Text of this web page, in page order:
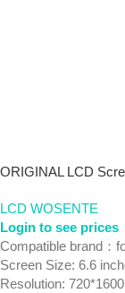
ORIGINAL LCD
LCD WOSENTE
Login to see prices
Compatible brand：
Screen Size: 6.6
Resolution: